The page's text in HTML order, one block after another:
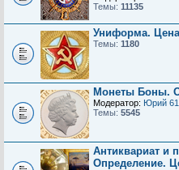
Темы: 11135
Униформа. Цена
Темы: 1180
Монеты Боны.
Модератор: Юрий 61
Темы: 5545
Антиквариат и
Определение.